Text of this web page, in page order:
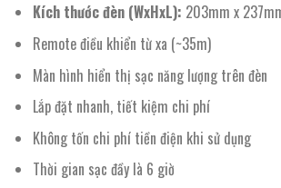
Kích thước đèn (WxHxL): 203mm x
Remote điều khiển từ xa (~35m)
Màn hình hiển thị sạc năng lượng trên đèn
Lắp đặt nhanh, tiết kiệm chi phí
Không tốn chi phí tiền điện khi sử dụng
Thời gian sạc đầy là 6 giờ